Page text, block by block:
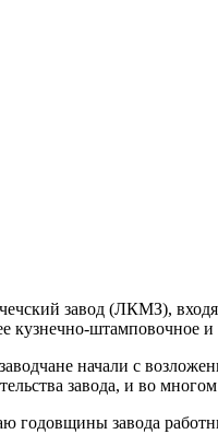
завод (ЛКМЗ),
кузнечно-штамповочное
начали с
завода, и во
годовщины завода